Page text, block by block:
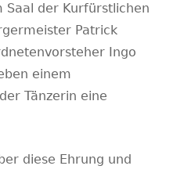
der Kurfürstlichen
Patrick
Ingo
einem
Tänzerin eine
diese Ehrung und